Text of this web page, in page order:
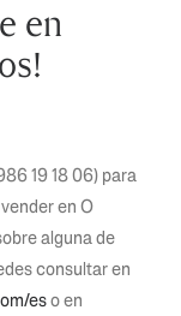
en
19 18 06) para
en O
alguna de
consultar en
eso en